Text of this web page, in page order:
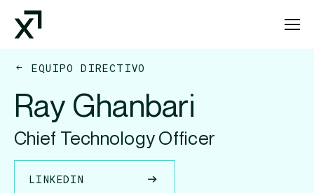
Index Exchange Home page
EQUIPO DIRECTIVO
Ray Ghanbari
Chief Technology Officer
LINKEDIN